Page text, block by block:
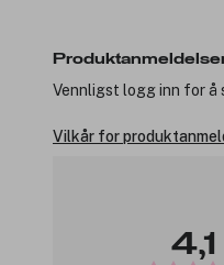
Vennligst logg inn for å
Vilkår for
4,1